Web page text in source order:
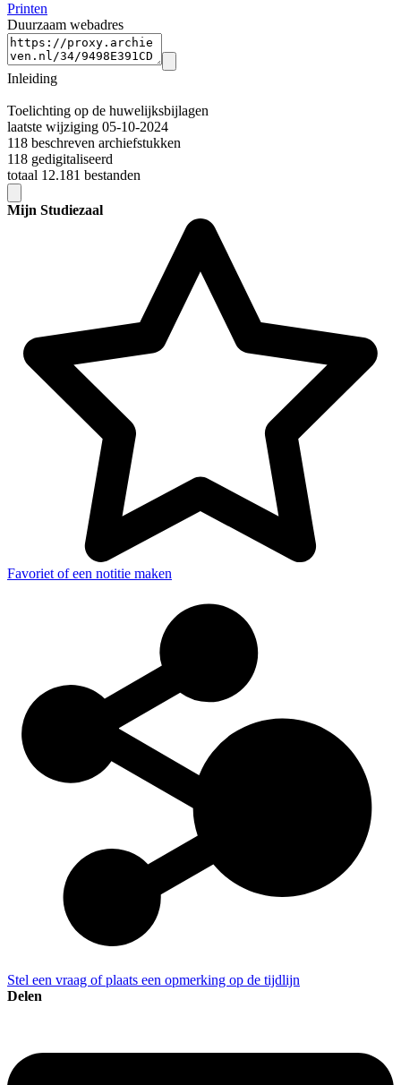
Printen
Duurzaam webadres
Inleiding
Toelichting op de huwelijksbijlagen
laatste wijziging 05-10-2024
118 beschreven archiefstukken
118 gedigitaliseerd
totaal 12.181 bestanden
Mijn Studiezaal
Favoriet of een notitie maken
Stel een vraag of plaats een opmerking op de tijdlijn
Delen